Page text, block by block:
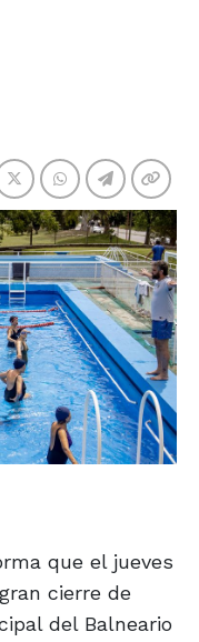
que el jueves
cierre de
del Balneario